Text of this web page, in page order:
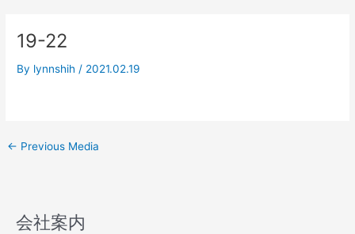
19-22
By lynnshih / 2021.02.19
navigation
← Previous Media
会社案内